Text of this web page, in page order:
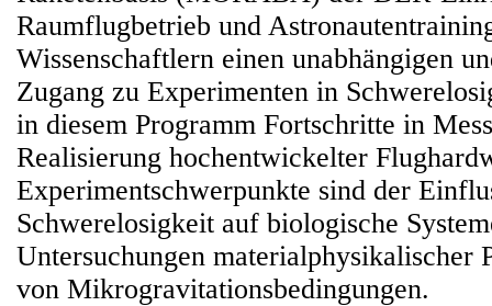
Raumflugbetrieb und
Wissenschaftlern einen unabhängigen
Zugang zu Experimenten in
in diesem Programm Fortschritte in
Realisierung hochentwickelter
Experimentschwerpunkte sind der
Schwerelosigkeit auf biologische
Untersuchungen materialphysikalischer
von Mikrogravitationsbedingungen.